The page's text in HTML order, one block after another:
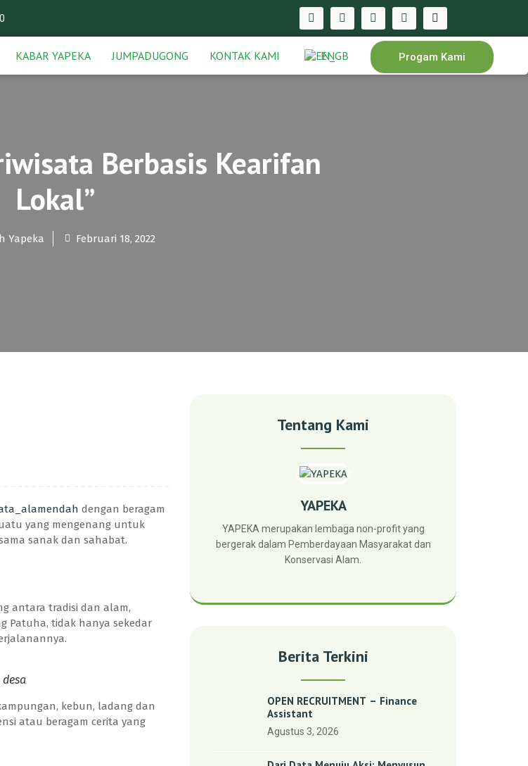
KABAR YAPEKA JUMPADUGONG KONTAK KAMI EN Progam Kami
Berbasis Kearifan
Lokal”
Yapeka Februari 18, 2022
dengan beragam
yang mengenang untuk
sanak dan sahabat.
antara tradisi dan alam,
Patuha, tidak hanya sekedar
kebun, ladang dan
atau beragam cerita yang
Tentang Kami
YAPEKA
YAPEKA merupakan lembaga non-profit yang
bergerak dalam Pemberdayaan Masyarakat dan
Konservasi Alam.
Berita Terkini
OPEN RECRUITMENT – Finance
Assistant
Agustus 3, 2026